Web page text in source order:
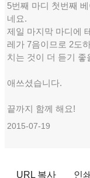
5번째 마디 첫번째
네요.
제일 마지막 마디에
레가 7음이므로 2도
치는 것이 더 듣기 좋
애쓰셨습니다.
끝까지 함께 해요!
2015-07-19
URL 복사 인쇄